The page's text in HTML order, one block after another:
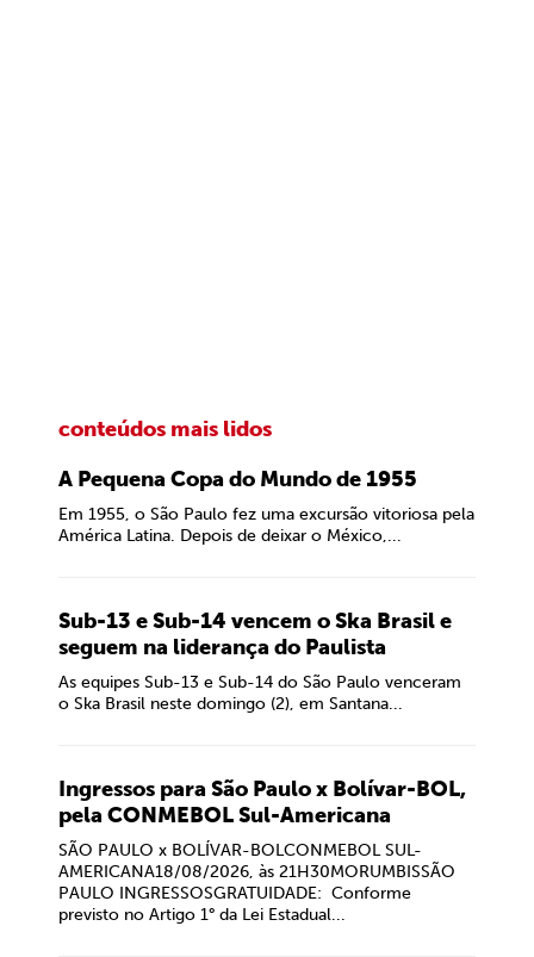
conteúdos mais lidos
A Pequena Copa do Mundo de 1955
Em 1955, o São Paulo fez uma excursão vitoriosa pela
América Latina. Depois de deixar o México,...
Sub-13 e Sub-14 vencem o Ska Brasil e
seguem na liderança do Paulista
As equipes Sub-13 e Sub-14 do São Paulo venceram
o Ska Brasil neste domingo (2), em Santana...
Ingressos para São Paulo x Bolívar-BOL,
pela CONMEBOL Sul-Americana
SÃO PAULO x BOLÍVAR-BOLCONMEBOL SUL-
AMERICANA18/08/2026, às 21H30MORUMBISSÃO
PAULO INGRESSOSGRATUIDADE: Conforme
previsto no Artigo 1° da Lei Estadual...